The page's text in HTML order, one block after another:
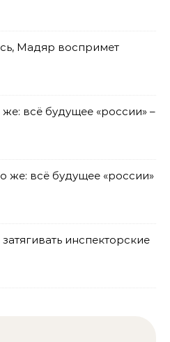
Мадяр воспримет
всё будущее «россии» –
же: всё будущее «россии»
инспекторские